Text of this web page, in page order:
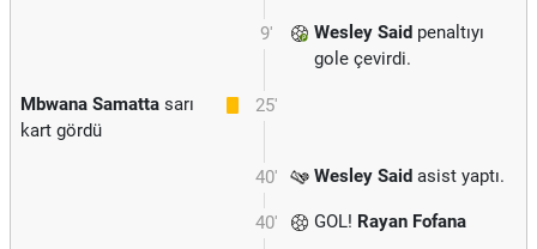
9' Wesley Said penaltıyı
gole çevirdi.
25'
Mbwana Samatta sarı
kart gördü
40' Wesley Said asist yaptı.
40' GOL! Rayan Fofana